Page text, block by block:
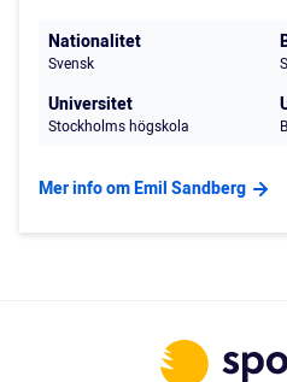
Nationalitet
Svensk
Universitet
Stockholms högskola
Mer info om Emil Sandberg